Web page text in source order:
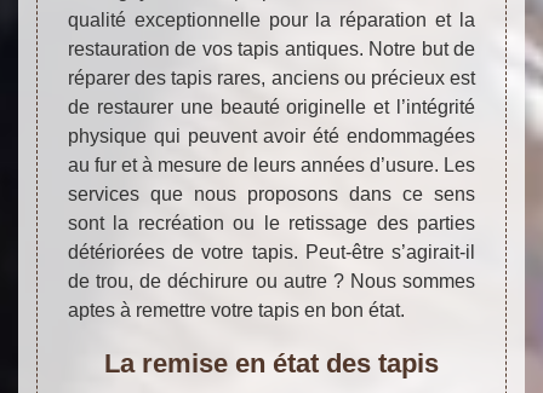
qualité exceptionnelle pour la réparation et la
restauration de vos tapis antiques. Notre but de
réparer des tapis rares, anciens ou précieux est
de restaurer une beauté originelle et l’intégrité
physique qui peuvent avoir été endommagées
au fur et à mesure de leurs années d’usure. Les
services que nous proposons dans ce sens
sont la recréation ou le retissage des parties
détériorées de votre tapis. Peut-être s’agirait-il
de trou, de déchirure ou autre ? Nous sommes
aptes à remettre votre tapis en bon état.
La remise en état des tapis